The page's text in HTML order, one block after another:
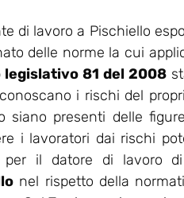
di lavoro a Pischiello
delle norme la cui
81 del 2008
i rischi del
siano presenti delle
i lavoratori dai rischi
per il datore di lavoro
nel rispetto della